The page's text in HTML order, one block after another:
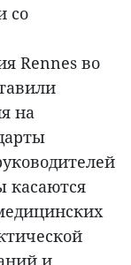
со
Rennes во
на
касаются
и